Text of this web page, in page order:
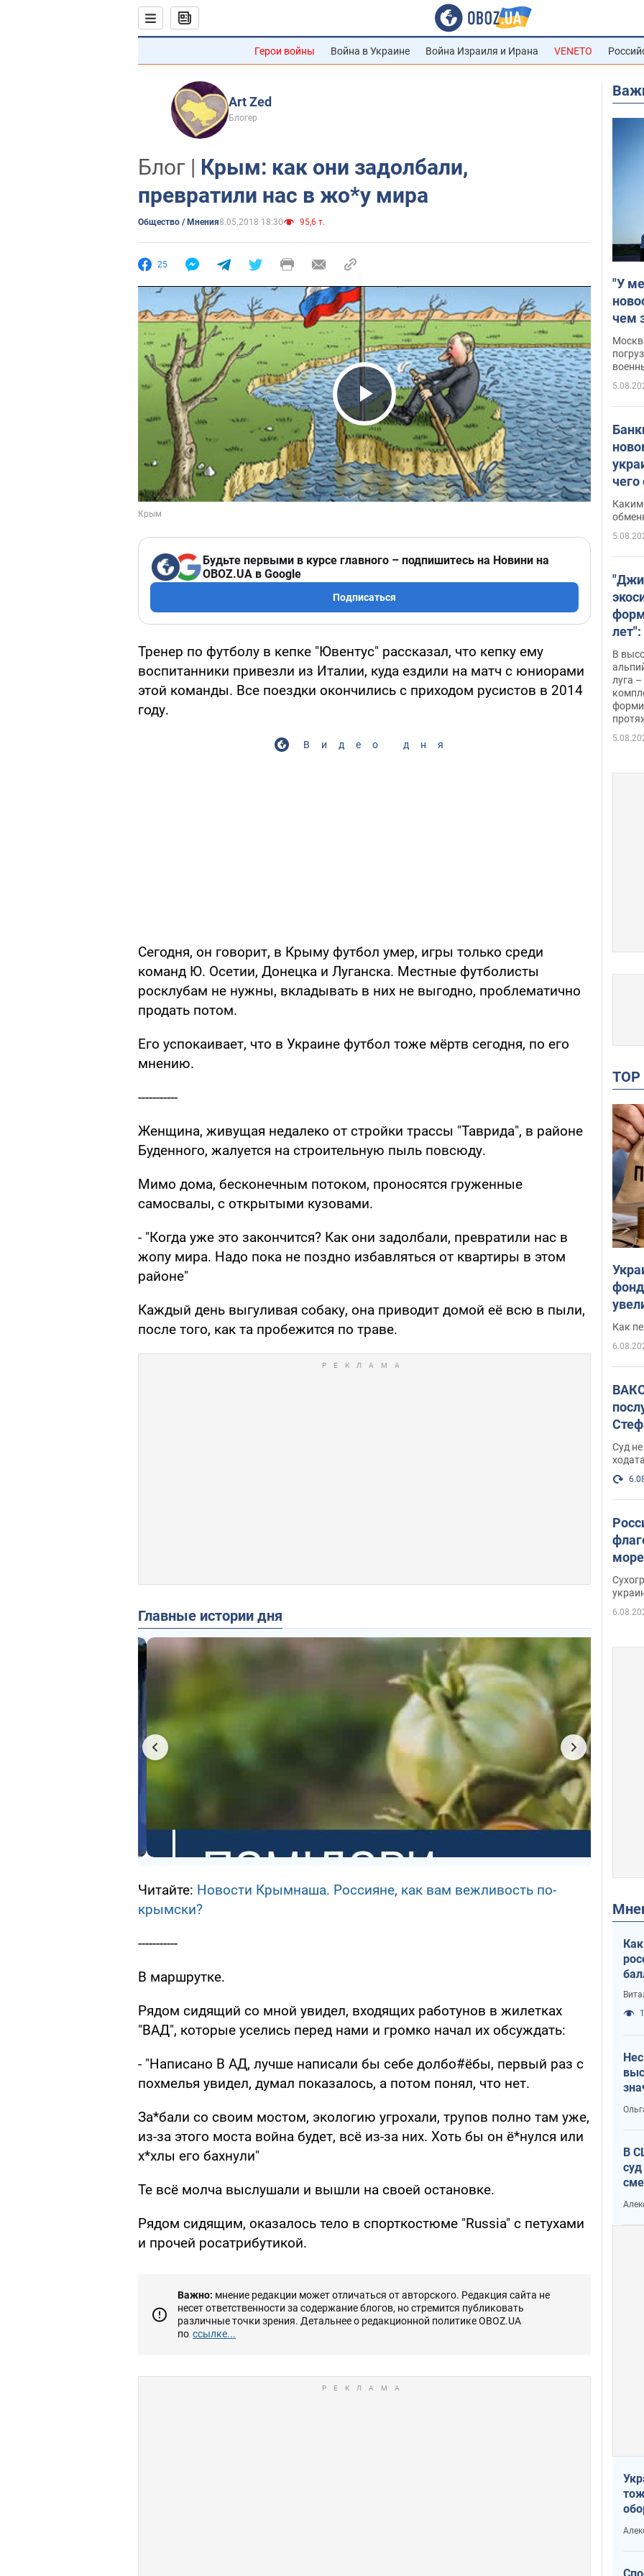
Герои войны Война в Украине Война Израиля и Ирана VENETO
Art Zed
Блогер
Блог | Крым: как они задолбали,
превратили нас в жо*у мира
Общество / Мнения8.05.2018 18:30 95,6 т.
25
Play Video
Будьте первыми в курсе главного – подпишитесь на Новини на
OBOZ.UA в Google
Подписаться
Тренер по футболу в кепке "Ювентус" рассказал, что кепку ему
воспитанники привезли из Италии, куда ездили на матч с юниорами
этой команды. Все поездки окончились с приходом русистов в 2014
году.
Видео дня
Сегодня, он говорит, в Крыму футбол умер, игры только среди
команд Ю. Осетии, Донецка и Луганска. Местные футболисты
росклубам не нужны, вкладывать в них не выгодно, проблематично
продать потом.
Его успокаивает, что в Украине футбол тоже мёртв сегодня, по его
мнению.
-----------
Женщина, живущая недалеко от стройки трассы "Таврида", в районе
Буденного, жалуется на строительную пыль повсюду.
Мимо дома, бесконечным потоком, проносятся груженные
самосвалы, с открытыми кузовами.
- "Когда уже это закончится? Как они задолбали, превратили нас в
жопу мира. Надо пока не поздно избавляться от квартиры в этом
районе"
Каждый день выгуливая собаку, она приводит домой её всю в пыли,
после того, как та пробежится по траве.
Главные истории дня
Читайте: Новости Крымнаша. Россияне, как вам вежливость по-
крымски?
-----------
В маршрутке.
Рядом сидящий со мной увидел, входящих работунов в жилетках
"ВАД", которые уселись перед нами и громко начал их обсуждать:
- "Написано В АД, лучше написали бы себе долбо#ёбы, первый раз с
похмелья увидел, думал показалось, а потом понял, что нет.
За*бали со своим мостом, экологию угрохали, трупов полно там уже,
из-за этого моста война будет, всё из-за них. Хоть бы он ё*нулся или
х*хлы его бахнули"
Те всё молча выслушали и вышли на своей остановке.
Рядом сидящим, оказалось тело в спорткостюме "Russia" с петухами
и прочей росатрибутикой.
Важно: мнение редакции может отличаться от авторского. Редакция сайта не
несет ответственности за содержание блогов, но стремится публиковать
различные точки зрения. Детальнее о редакционной политике OBOZ.UA
по ссылке...
"У
чем
Каким
В
луга
не
Как
деле
Суд
В